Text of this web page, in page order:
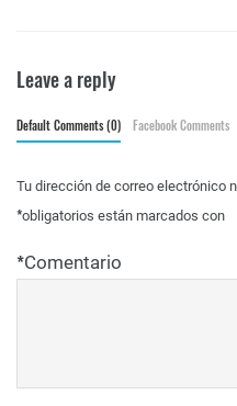
Leave a reply
Default Comments (0) Facebook Comments
Tu dirección de correo electrónico
obligatorios están marcados con
*
Comentario
*